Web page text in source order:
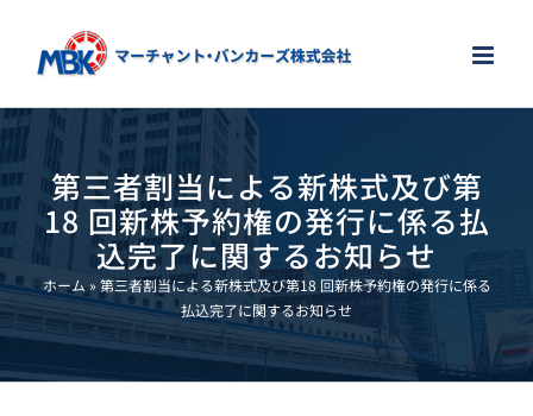
content
第三者割当による新株式及び第
18 回新株予約権の発行に係る払
込完了に関するお知らせ
ホーム »第三者割当による新株式及び第18 回新株予約権の発行に係る
払込完了に関するお知らせ